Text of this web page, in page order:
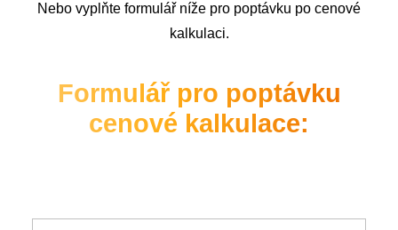
Nebo vyplňte formulář níže pro poptávku po cenové
kalkulaci.
Formulář pro poptávku
cenové kalkulace: